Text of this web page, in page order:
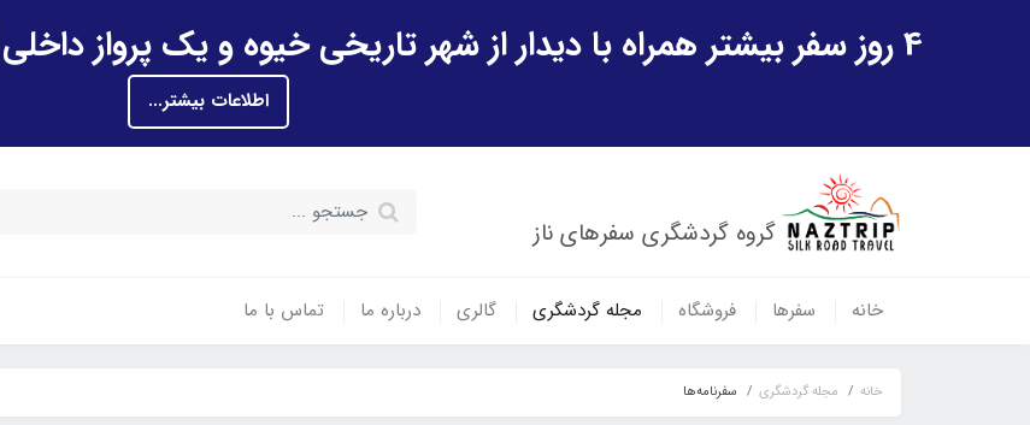
4 روز سفر بیشتر همراه با دیدار از شهر تاریخی خیوه و یک پرواز داخلی ازبکستان هدیه ویژه سفر شهریورماه
اطلاعات بیشتر...
گروه گردشگری سفرهای ناز
خانه سفرها فروشگاه مجله گردشگری گالری درباره ما تماس با ما
خانه مجله گردشگری سفرنامه‌ها